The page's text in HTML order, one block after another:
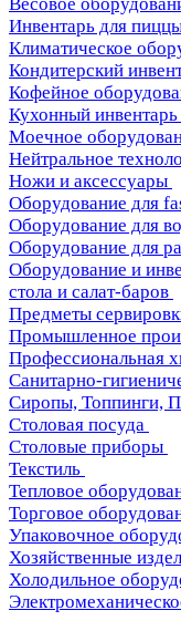
Инвентарь для
Климатическое
Кондитерский
Кофейное
Кухонный инвентарь
Моечное
Нейтральное
Ножи и аксессуары
Оборудование для
Оборудование для
Оборудование для
Оборудование и
стола и салат-баров
Предметы
Промышленное
Профессиональная
Санитарно-
Сиропы, Топпинги,
Столовая посуда
Столовые приборы
Текстиль
Тепловое
Торговое
Упаковочное
Хозяйственные
Холодильное